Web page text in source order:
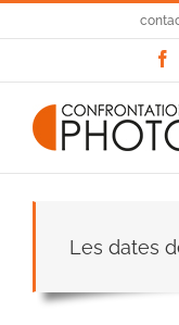
Les dates